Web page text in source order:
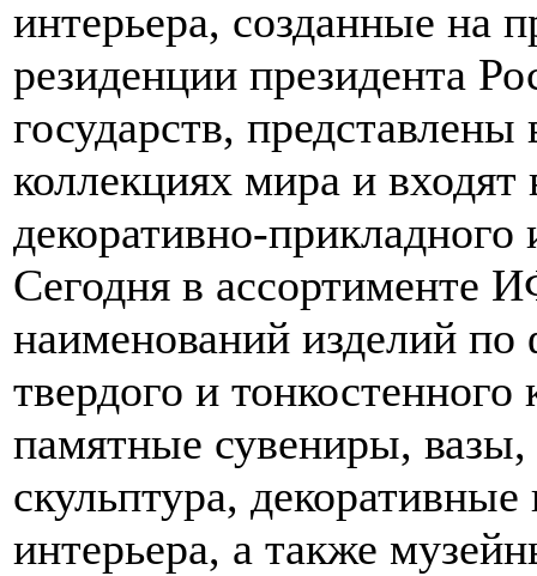
интерьера, созданные на
резиденции президента
государств,
коллекциях мира и
декоративно-прикладного
Сегодня в ассортименте
наименований изделий
твердого и
памятные сувениры,
скульптура,
интерьера, а также